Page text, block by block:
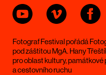
Fotograf Festival pořádá
pod záštitou MgA. Hany
pro oblast kultury,
a cestovního ruchu